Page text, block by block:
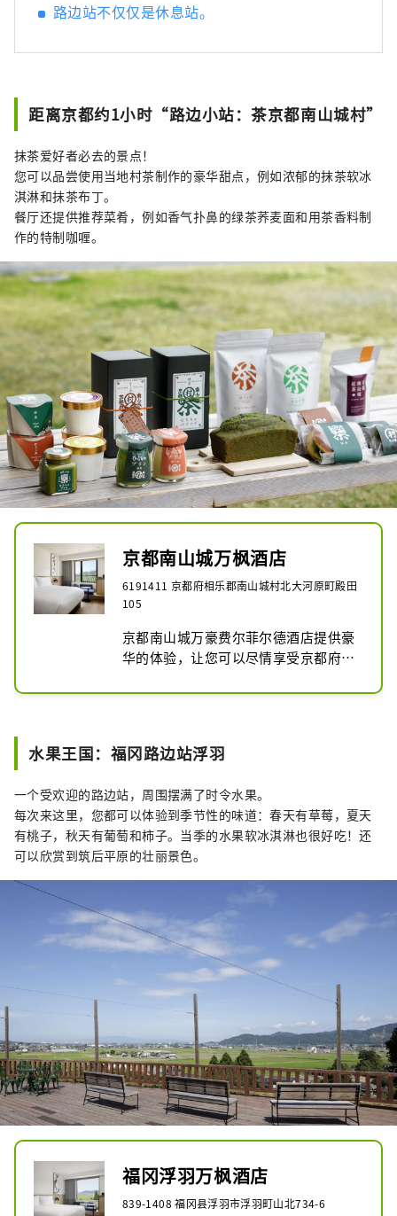
路边站不仅仅是休息站。
距离京都约1小时“路边小站：茶京都南山城村”
抹茶爱好者必去的景点！
您可以品尝使用当地村茶制作的豪华甜点，例如浓郁的抹茶软冰
淇淋和抹茶布丁。
餐厅还提供推荐菜肴，例如香气扑鼻的绿茶荞麦面和用茶香料制
作的特制咖喱。
京都南山城万枫酒店
6191411 京都府相乐郡南山城村北大河原町殿田
105
京都南山城万豪费尔菲尔德酒店提供豪
华的体验，让您可以尽情享受京都府唯
路边站旁边，客人可以从房间窗户欣赏
能享受到的特殊体验。周边地区拥有历
的美丽自然风光。您还可以在路边站购
买南山城村的当地特产，例如茶、西红
柿和原木种植的香菇。据说这里是京都
茶文化的发源地，遍布群山的广阔茶田
令人叹为观止。享受这清新的微风，在
水果王国：福冈路边站浮羽
一个受欢迎的路边站，周围摆满了时令水果。
每次来这里，您都可以体验到季节性的味道：春天有草莓，夏天
有桃子，秋天有葡萄和柿子。当季的水果软冰淇淋也很好吃！还
可以欣赏到筑后平原的壮丽景色。
福冈浮羽万枫酒店
839-1408 福冈县浮羽市浮羽町山北734-6